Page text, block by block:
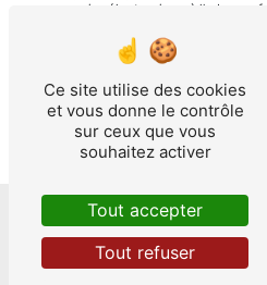
par courrier électronique à l'adresse
justificatif d'identité pourra vous être
vos données pendant la période de
durée de prescription légale aux
contentieux. Vous avez le droit de
d'opposition au démarchage
adresse: Bloctel.gouv.fr . Consultez
Recherches
- 2026 -
Ce site utilise des cookies
et vous donne le contrôle
sur ceux que vous
souhaitez activer
Tout accepter
Tout refuser